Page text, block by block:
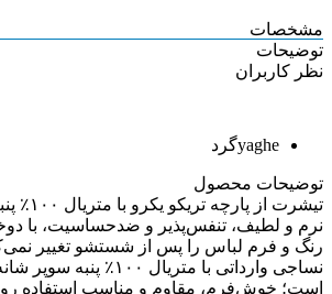
مشخصات
توضیحات
نظر کاربران
yagheگرد
توضیحات محصول
تیشرت از
نرم و لطیف، تنفس‌پذیر و ضدحساسیت، با
رنگ و فرم لباس را پس از شستشو تغییر
نساجی وارداتی با متریال
است؛ خوش‌فرم، مقاوم و مناسب استفاده